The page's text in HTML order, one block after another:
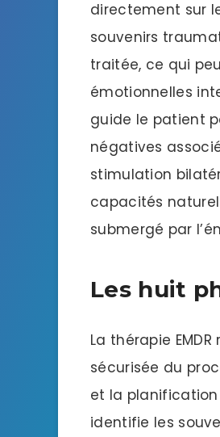
directement sur
souvenirs
traitée, ce qui
émotionnelles
guide le patient
négatives
stimulation
capacités
submergé par
Les huit
La thérapie
sécurisée du
et la
identifie les